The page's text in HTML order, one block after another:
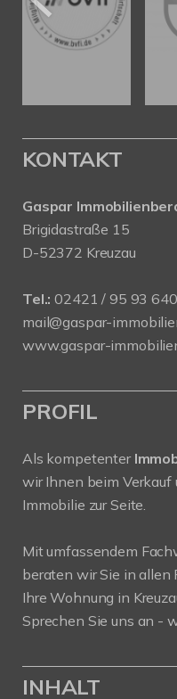
KONTAKT
Gaspar
Brigidastraße 15
D-52372 Kreuzau
Tel.: 02421 / 95 93 640
mail@gaspar-
www.gaspar-
PROFIL
Als kompetenter
wir Ihnen beim Verkauf
Immobilie zur Seite.
Mit umfassendem
beraten wir Sie in allen
Ihre Wohnung in
Sprechen Sie uns an -
INHALT